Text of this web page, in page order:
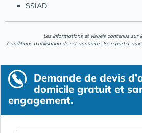
SSIAD
Les informations et visuels contenus sur
Conditions d'utilisation de cet annuaire : Se reporter aux
Demande de devis
domicile gratuit et
engagement.